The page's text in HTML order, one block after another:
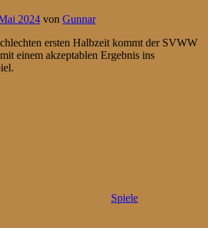
2024 von Gunnar
ersten Halbzeit kommt der SVWW
einem akzeptablen Ergebnis ins
Spiele